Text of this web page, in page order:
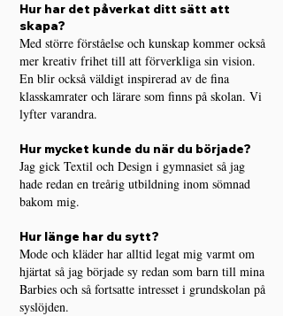
Hur har det påverkat ditt sätt att
skapa?
Med större förståelse och kunskap kommer också
mer kreativ frihet till att förverkliga sin vision.
En blir också väldigt inspirerad av de fina
klasskamrater och lärare som finns på skolan. Vi
lyfter varandra.
Hur mycket kunde du när du började?
Jag gick Textil och Design i gymnasiet så jag
hade redan en treårig utbildning inom sömnad
bakom mig.
Hur länge har du sytt?
Mode och kläder har alltid legat mig varmt om
hjärtat så jag började sy redan som barn till mina
Barbies och så fortsatte intresset i grundskolan på
syslöjden.